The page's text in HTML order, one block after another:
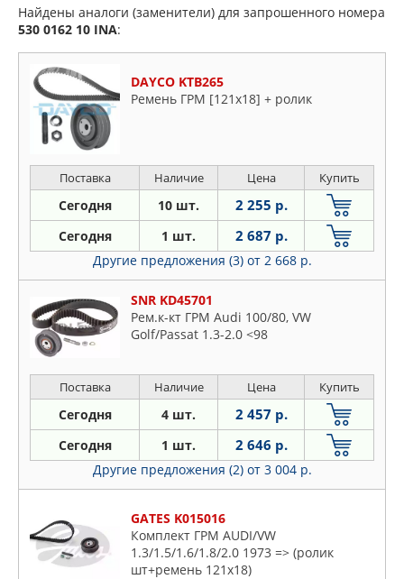
Найдены аналоги (заменители) для запрошенного номера
530 0162 10 INA:
DAYCO KTB265
Ремень ГРМ [121x18] + ролик
Поставка Наличие Цена Купить
Сегодня 10 шт. 2 255 р.
Сегодня 1 шт. 2 687 р.
Другие предложения (3) от 2 668 р.
SNR KD45701
Рем.к-кт ГРМ Audi 100/80, VW
Golf/Passat 1.3-2.0 <98
Поставка Наличие Цена Купить
Сегодня 4 шт. 2 457 р.
Сегодня 1 шт. 2 646 р.
Другие предложения (2) от 3 004 р.
GATES K015016
Комплект ГРМ AUDI/VW
1.3/1.5/1.6/1.8/2.0 1973 => (ролик
шт+ремень 121х18)